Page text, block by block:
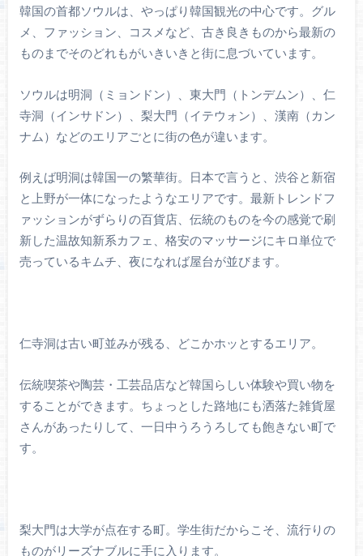
韓国の首都ソウルは、やっぱり韓国観光の中心です。グル
メ、ファッション、コスメなど、古き良きものから最新の
ものまでそのどれもがいきいきと街に息づいています。
ソウルは明洞（ミョンドン）、東大門（トンデムン）、仁
寺洞（インサドン）、梨大門（イテウォン）、漢南（カン
ナム）などのエリアごとに街の色が違います。
例えば明洞は韓国一の繁華街。日本で言うと、渋谷と新宿
と上野が一体になったようなエリアです。最新トレンドフ
ァッションがずらりの百貨店、伝統のものを今の感覚で刷
新した温故知新系カフェ、格安のマッサージにキロ単位で
売っているキムチ、夜になれば屋台が並びます。
仁寺洞は古い町並みが残る、どこかホッとするエリア。
伝統喫茶や陶芸・工芸品店など韓国らしい体験や買い物を
することができます。ちょっとした路地にも洒落た雑貨屋
さんがあったりして、一日中うろうろしても飽きない町で
す。
梨大門は大学が点在する町。学生街だからこそ、流行りの
ものがリーズナブルに手に入ります。